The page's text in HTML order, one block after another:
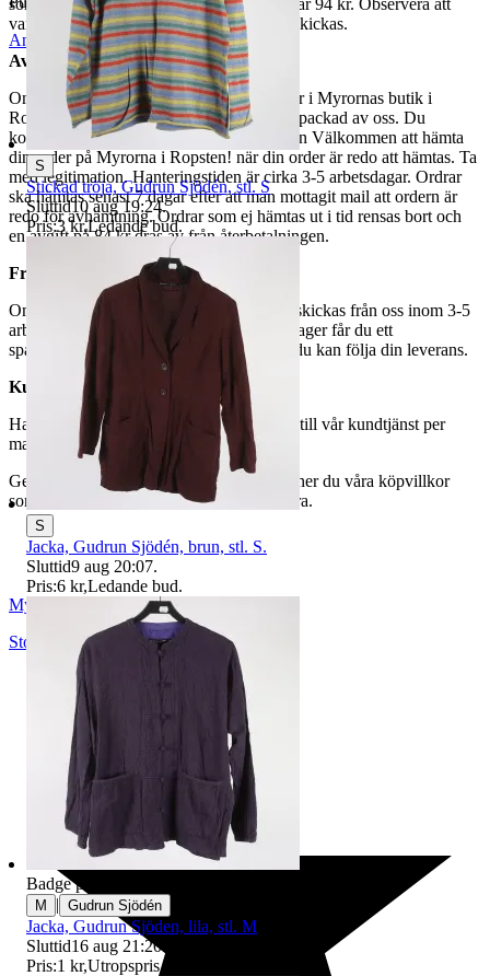
som avslutas samma dag. Samfraktspriset är 94 kr. Observera att
varor märkta endast avhämtning inte kan skickas.
Avhämtning
Om du väljer avhämtning hämtas din order i Myrornas butik i
Ropsten, Kolargatan 2 efter den har blivit packad av oss. Du
kommer att få ett separat mail med rubriken Välkommen att hämta
din order på Myrorna i Ropsten! när din order är redo att hämtas. Ta
med legitimation. Hanteringstiden är cirka 3-5 arbetsdagar. Ordrar
ska hämtas senast 7 dagar efter att man mottagit mail att ordern är
redo för avhämtning. Ordrar som ej hämtas ut i tid rensas bort och
en avgift på 84 kr dras av från återbetalningen.
Frakt
Om du har valt frakt kommer din vara att skickas från oss inom 3-5
arbetsdagar. När din vara har lämnat vårt lager får du ett
spårningsnummer av DSV inom kort där du kan följa din leverans.
Kundservice
Har du frågor eller funderingar hör av dig till vår kundtjänst per
mail:
webbshop@myrorna.se .
Genom att buda på våra annonser godkänner du våra köpvillkor
som du hittar på vår infosida här på Tradera.
Anmäl Sälj liknande
Myrorna
Stockholm,Sverige
S
Stickad tröja, Gudrun Sjödén, stl. S
Sluttid10 aug 19:24.
Pris:3 kr,Ledande bud.
S
Jacka, Gudrun Sjödén, brun, stl. S.
Sluttid9 aug 20:07.
Pris:6 kr,Ledande bud.
Badge på objektet:
M | Gudrun Sjödén
Jacka, Gudrun Sjöden, lila, stl. M
Sluttid16 aug 21:20
Pris:1 kr,Utropspris.